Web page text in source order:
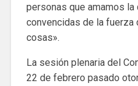
personas que amamos
convencidas de la fuerza
cosas».
La sesión plenaria del
22 de febrero pasado